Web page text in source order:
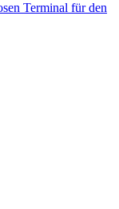
Terminal für den